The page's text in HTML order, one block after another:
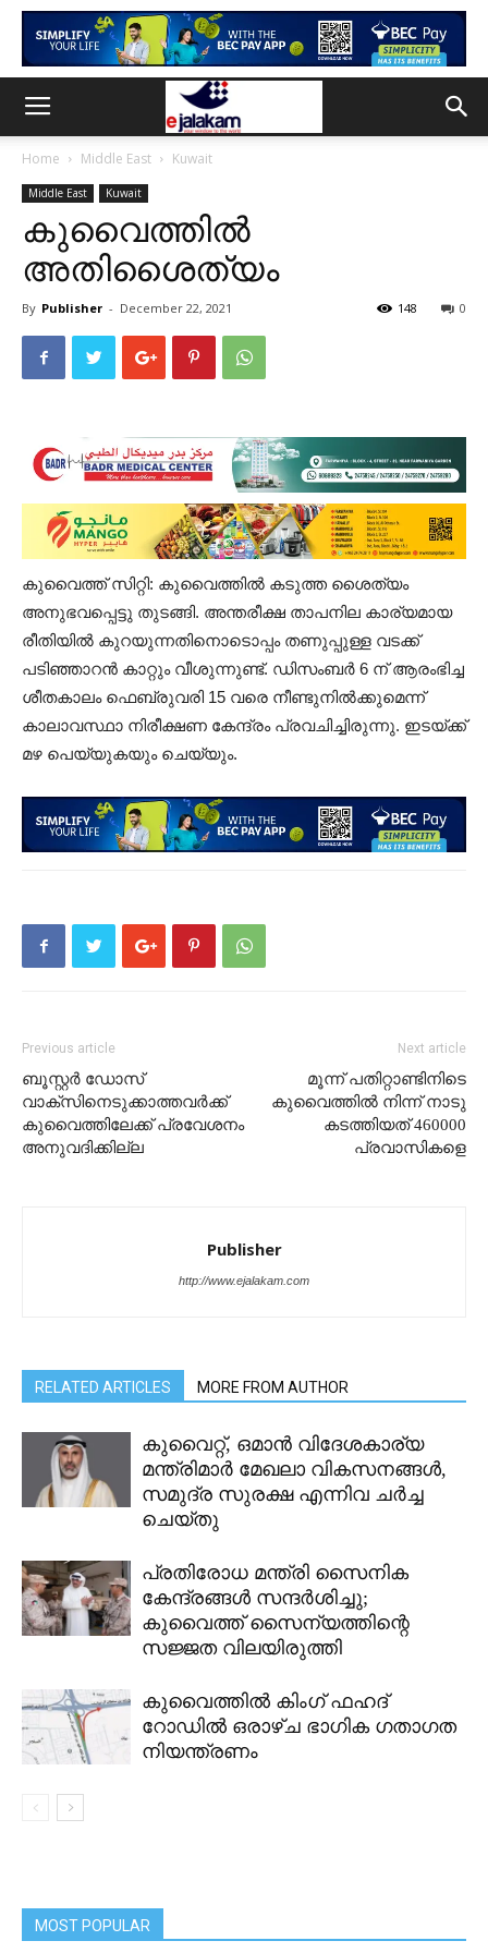
Home Middle East Kuwait
Middle East Kuwait
കുവൈത്തിൽ
അതിശൈത്യം
By Publisher - December 22, 2021 0
148
കുവൈത്ത് സിറ്റി: കുവൈത്തിൽ കടുത്ത ശൈത്യം
അനുഭവപ്പെട്ടു തുടങ്ങി. അന്തരീക്ഷ താപനില കാര്യമായ
രീതിയിൽ കുറയുന്നതിനൊടൊപ്പം തണുപ്പുള്ള വടക്ക്
പടിഞ്ഞാറന്‍ കാറ്റും വീശുന്നുണ്ട്. ഡിസംബർ 6 ന് ആരംഭിച്ച
ശീതകാലം ഫെബ്രുവരി 15 വരെ നീണ്ടുനിൽക്കുമെന്ന്
കാലാവസ്ഥാ നിരീക്ഷണ കേന്ദ്രം പ്രവചിച്ചിരുന്നു. ഇടയ്ക്ക്
മഴ പെയ്യുകയും ചെയ്യും.
Previous article
ബൂസ്റ്റർ ഡോസ്
വാക്സിനെടുക്കാത്തവർക്ക്
കുവൈത്തിലേക്ക് പ്രവേശനം
അനുവദിക്കില്ല
Next article
മൂന്ന് പതിറ്റാണ്ടിനിടെ
കുവൈത്തിൽ നിന്ന് നാടു
കടത്തിയത് 460000
പ്രവാസികളെ
Publisher
http://www.ejalakam.com
RELATED ARTICLES MORE FROM AUTHOR
കുവൈറ്റ്, ഒമാൻ വിദേശകാര്യ
മന്ത്രിമാർ മേഖലാ വികസനങ്ങൾ,
സമുദ്ര സുരക്ഷ എന്നിവ ചർച്ച
ചെയ്തു
പ്രതിരോധ മന്ത്രി സൈനിക
കേന്ദ്രങ്ങൾ സന്ദർശിച്ചു;
കുവൈത്ത് സൈന്യത്തിന്റെ
സജ്ജത വിലയിരുത്തി
കുവൈത്തിൽ കിംഗ് ഫഹദ്
റോഡിൽ ഒരാഴ്ച ഭാഗിക ഗതാഗത
നിയന്ത്രണം
MOST POPULAR